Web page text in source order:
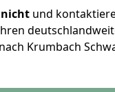
nicht und
Krumbach